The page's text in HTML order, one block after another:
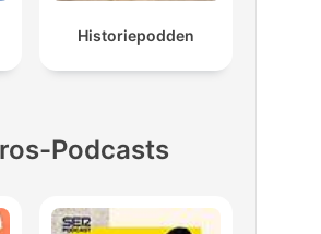
Historiepodden
Podcasts